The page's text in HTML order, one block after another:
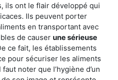
ils ont le flair développé qui
Ils peuvent porter
en transportant avec
de causer une sérieuse
ce fait, les établissements
pour sécuriser les aliments
noter que l’hygiène d’un